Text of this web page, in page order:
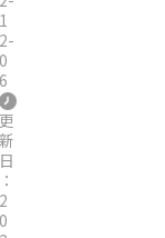
1
2-
0
6
更
新
日
：
2
0